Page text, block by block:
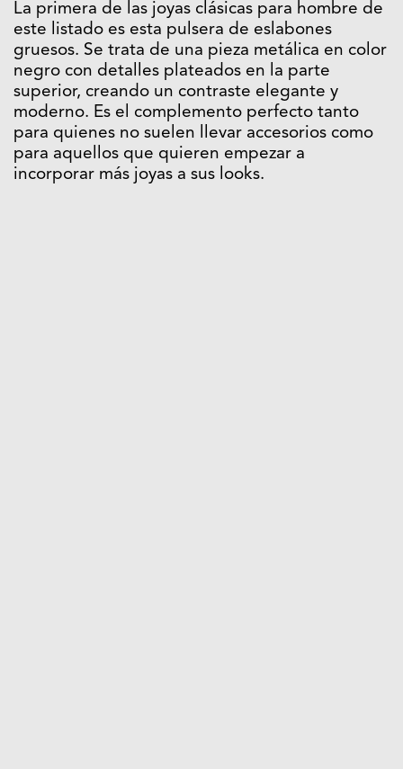
La primera de las joyas clásicas para hombre de
este listado es esta pulsera de eslabones
gruesos. Se trata de una pieza metálica en color
negro con detalles plateados en la parte
superior, creando un contraste elegante y
moderno. Es el complemento perfecto tanto
para quienes no suelen llevar accesorios como
para aquellos que quieren empezar a
incorporar más joyas a sus looks.